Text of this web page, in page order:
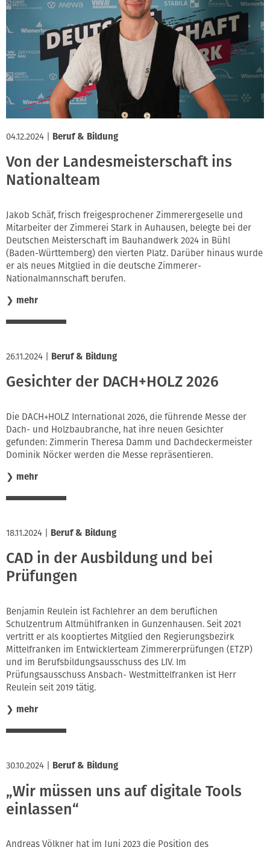
Innung
04.12.2024 Beruf & Bildung
Von der Landesmeisterschaft ins
Nationalteam
Jakob Schäf, frisch freigesprochener Zimmerergeselle und
Mitarbeiter der Zimmerei Stark in Auhausen, belegte bei der
Deutschen Meisterschaft im Bauhandwerk 2024 in Bühl
(Baden-Württemberg) den vierten Platz. Darüber hinaus wurde
er als neues Mitglied in die deutsche Zimmerer-
Nationalmannschaft berufen.
❯ mehr
26.11.2024 Beruf & Bildung
Gesichter der DACH+HOLZ 2026
Die DACH+HOLZ International 2026, die führende Messe der
Dach- und Holzbaubranche, hat ihre neuen Gesichter
gefunden: Zimmerin Theresa Damm und Dachdeckermeister
Dominik Nöcker werden die Messe repräsentieren.
❯ mehr
18.11.2024 Beruf & Bildung
CAD in der Ausbildung und bei
Prüfungen
Benjamin Reulein ist Fachlehrer an dem beruflichen
Schulzentrum Altmühlfranken in Gunzenhausen. Seit 2021
vertritt er als kooptiertes Mitglied den Regierungsbezirk
Mittelfranken im Entwicklerteam Zimmererprüfungen (ETZP)
und im Berufsbildungsausschuss des LIV. Im
Prüfungsausschuss Ansbach- Westmittelfranken ist Herr
Reulein seit 2019 tätig.
❯ mehr
30.10.2024 Beruf & Bildung
„Wir müssen uns auf digitale Tools
einlassen“
Andreas Völkner hat im Juni 2023 die Position des